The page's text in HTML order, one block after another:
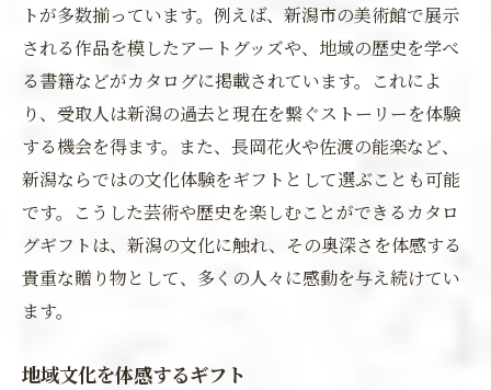
トが多数揃っています。例えば、新潟市の美術館で展示
される作品を模したアートグッズや、地域の歴史を学べ
る書籍などがカタログに掲載されています。これによ
り、受取人は新潟の過去と現在を繋ぐストーリーを体験
する機会を得ます。また、長岡花火や佐渡の能楽など、
新潟ならではの文化体験をギフトとして選ぶことも可能
です。こうした芸術や歴史を楽しむことができるカタロ
グギフトは、新潟の文化に触れ、その奥深さを体感する
貴重な贈り物として、多くの人々に感動を与え続けてい
ます。
地域文化を体感するギフト